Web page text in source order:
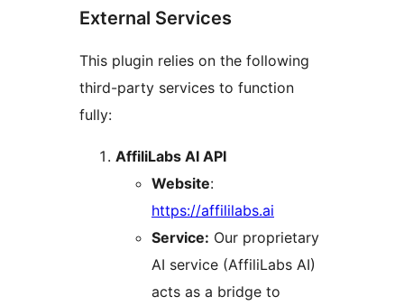
External Services
This plugin relies on the following
third-party services to function
fully:
AffiliLabs AI API
Website:
https://affililabs.ai
Service: Our proprietary
AI service (AffiliLabs AI)
acts as a bridge to